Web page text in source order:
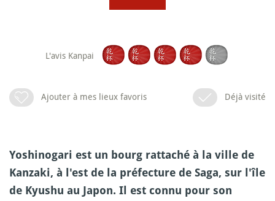
L'avis Kanpai
Ajouter à mes lieux favoris Déjà visité
Yoshinogari est un bourg rattaché à la ville de
Kanzaki, à l'est de la préfecture de Saga, sur l'île
de Kyushu au Japon. Il est connu pour son